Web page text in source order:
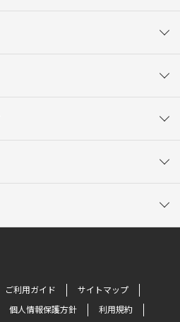
ご利用ガイド
サイトマップ
個人情報保護方針 利用規約